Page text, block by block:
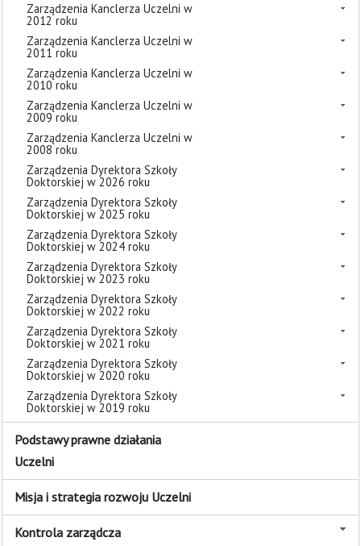
Zarządzenia Kanclerza Uczelni w
2012 roku
Zarządzenia Kanclerza Uczelni w
2011 roku
Zarządzenia Kanclerza Uczelni w
2010 roku
Zarządzenia Kanclerza Uczelni w
2009 roku
Zarządzenia Kanclerza Uczelni w
2008 roku
Zarządzenia Dyrektora Szkoły
Doktorskiej w 2026 roku
Zarządzenia Dyrektora Szkoły
Doktorskiej w 2025 roku
Zarządzenia Dyrektora Szkoły
Doktorskiej w 2024 roku
Zarządzenia Dyrektora Szkoły
Doktorskiej w 2023 roku
Zarządzenia Dyrektora Szkoły
Doktorskiej w 2022 roku
Zarządzenia Dyrektora Szkoły
Doktorskiej w 2021 roku
Zarządzenia Dyrektora Szkoły
Doktorskiej w 2020 roku
Zarządzenia Dyrektora Szkoły
Doktorskiej w 2019 roku
Podstawy prawne działania
Uczelni
Misja i strategia rozwoju Uczelni
Kontrola zarządcza